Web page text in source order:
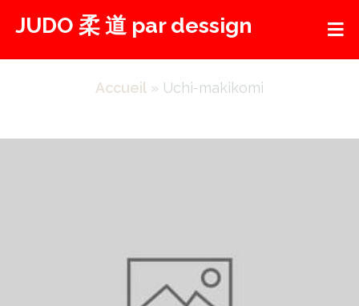
JUDO 柔 道 par dessign
Accueil » Uchi-makikomi